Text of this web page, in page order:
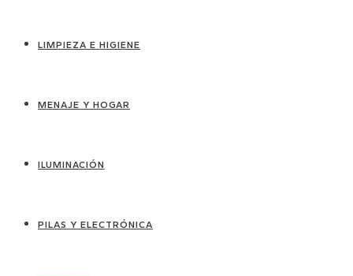
LIMPIEZA E HIGIENE
MENAJE Y HOGAR
ILUMINACIÓN
PILAS Y ELECTRÓNICA